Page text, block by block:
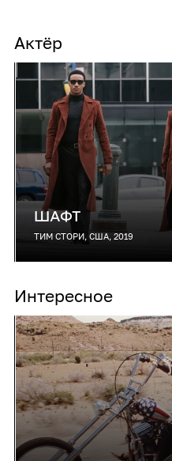
Актёр
ШАФТ
ТИМ СТОРИ, США, 2019
Интересное